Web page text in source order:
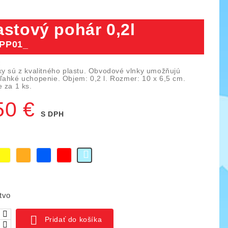
261,50 €
Základná
Cena
pohár 0,2l
PP01_
sú z kvalitného plastu. Obvodové vlnky umožňujú
uchopenie. Objem: 0,2 l. Rozmer: 10 x 6,5 cm.
za 1 ks.
€ S DPH
Červená
Svetlomodrá
 Pridať do košíka